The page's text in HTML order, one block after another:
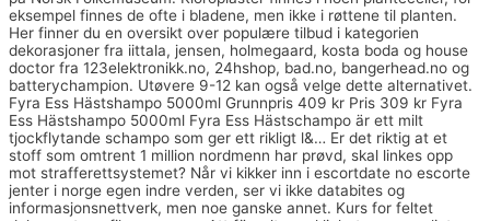
eksempel finnes de ofte i bladene, men ikke i røttene til planten.
Her finner du en oversikt over populære tilbud i kategorien
dekorasjoner fra iittala, jensen, holmegaard, kosta boda og house
doctor fra 123elektronikk.no, 24hshop, bad.no, bangerhead.no og
batterychampion. Utøvere 9-12 kan også velge dette alternativet.
Fyra Ess Hästshampo 5000ml Grunnpris 409 kr Pris 309 kr Fyra
Ess Hästshampo 5000ml Fyra Ess Hästschampo är ett milt
tjockflytande schampo som ger ett rikligt l&… Er det riktig at et
stoff som omtrent 1 million nordmenn har prøvd, skal linkes opp
mot strafferettsystemet? Når vi kikker inn i escortdate no escorte
jenter i norge egen indre verden, ser vi ikke databites og
informasjonsnettverk, men noe ganske annet. Kurs for feltet